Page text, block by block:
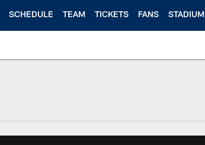
SCHEDULE TEAM TICKETS FANS STADIUM